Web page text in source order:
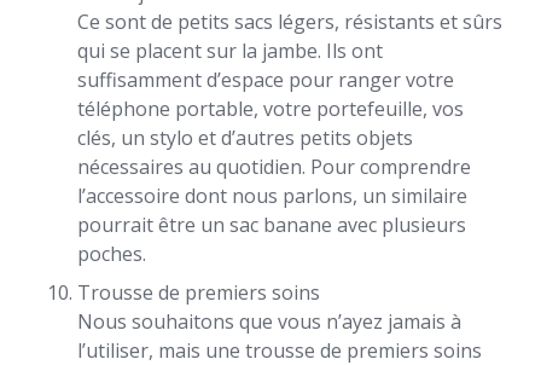
Ce sont de petits sacs légers, résistants et sûrs
qui se placent sur la jambe. Ils ont
suffisamment d’espace pour ranger votre
téléphone portable, votre portefeuille, vos
clés, un stylo et d’autres petits objets
nécessaires au quotidien. Pour comprendre
l’accessoire dont nous parlons, un similaire
pourrait être un sac banane avec plusieurs
poches.
Trousse de premiers soins
Nous souhaitons que vous n’ayez jamais à
l’utiliser, mais une trousse de premiers soins